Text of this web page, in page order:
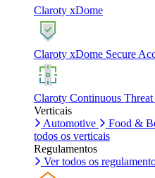
Claroty xDome
Claroty xDome Secure
Claroty Continuous
Verticais
Automotive
Food &
todos os verticais
Regulamentos
Ver todos os